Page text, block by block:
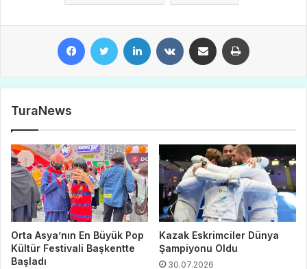
TuraNews
Orta Asya’nın En Büyük Pop
Kültür Festivali Başkentte
Başladı
Kazak Eskrimciler Dünya
Şampiyonu Oldu
30.07.2026